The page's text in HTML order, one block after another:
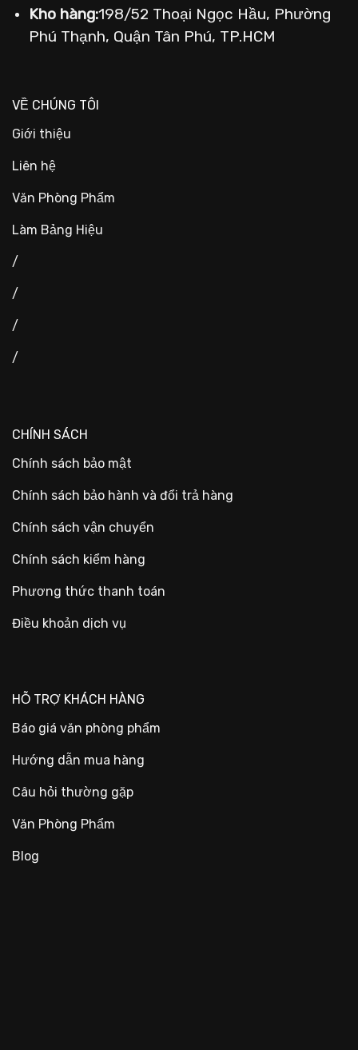
Kho hàng:198/52 Thoại Ngọc Hầu, Phường
Phú Thạnh, Quận Tân Phú, TP.HCM
VỀ CHÚNG TÔI
Giới thiệu
Liên hệ
Văn Phòng Phẩm
Làm Bảng Hiệu
/
/
/
/
CHÍNH SÁCH
Chính sách bảo mật
Chính sách bảo hành và đổi trả hàng
Chính sách vận chuyển
Chính sách kiểm hàng
Phương thức thanh toán
Điều khoản dịch vụ
HỖ TRỢ KHÁCH HÀNG
Báo giá văn phòng phẩm
Hướng dẫn mua hàng
Câu hỏi thường gặp
Văn Phòng Phẩm
Blog